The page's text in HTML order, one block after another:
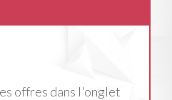
offres dans l'onglet